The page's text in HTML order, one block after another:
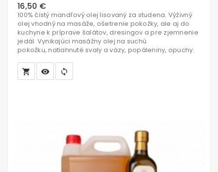
16,50 €
100% čistý mandľový olej lisovaný za studena. Výživný
olej vhodný na masáže, ošetrenie pokožky, ale aj do
kuchyne k príprave šalátov, dresingov a pre zjemnenie
jedál. Vynikajúci masážny olej na suchú
pokožku, natiahnuté svaly a väzy, popáleniny, opuchy.
local_grocery_store visibility sync